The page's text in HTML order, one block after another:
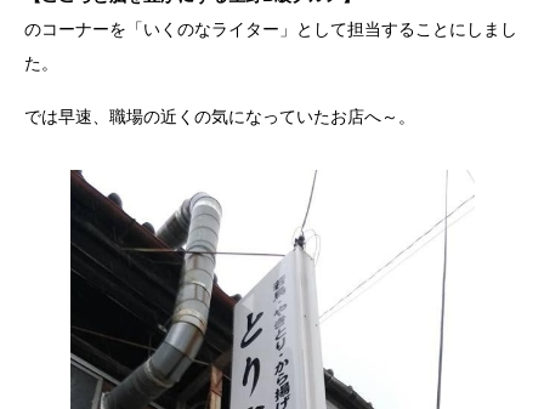
のコーナーを「いくのなライター」として担当することにしまし
た。
では早速、職場の近くの気になっていたお店へ～。